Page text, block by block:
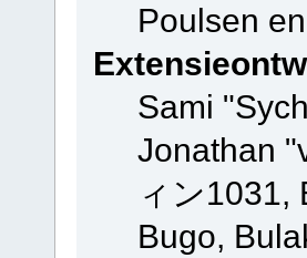
Poulsen
Sami
Jonathan
ィン1031,
Bugo,